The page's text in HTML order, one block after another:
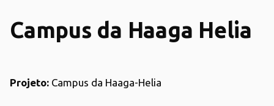
Campus da Haaga Helia
Projeto: Campus da Haaga-Helia